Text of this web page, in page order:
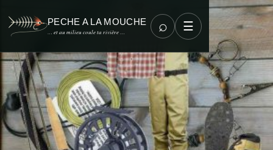
PECHE A LA MOUCHE
… et au milieu coule ta rivière … ⌕ ☰